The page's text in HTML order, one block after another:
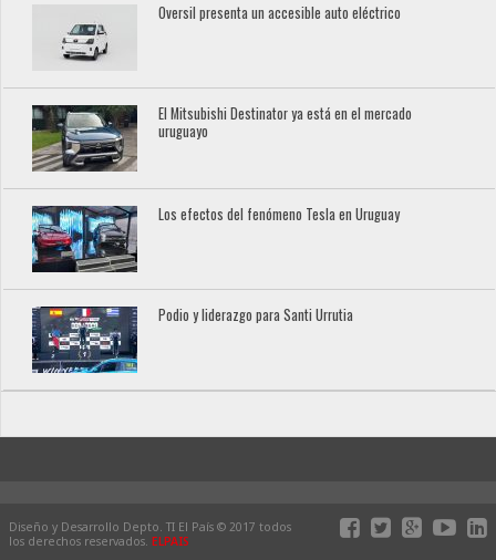
Oversil presenta un accesible auto eléctrico
El Mitsubishi Destinator ya está en el mercado
uruguayo
Los efectos del fenómeno Tesla en Uruguay
Podio y liderazgo para Santi Urrutia
Diseño y Desarrollo Depto. TI El País © 2017 todos
los derechos reservados. ELPAIS